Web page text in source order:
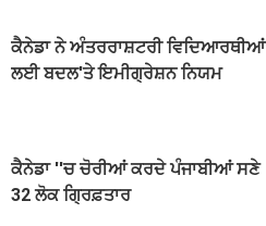
ਕੈਨੇਡਾ ਨੇ ਅੰਤਰਰਾਸ਼ਟਰੀ ਵਿਦਿਆਰਥੀਆਂ
ਲਈ ਬਦਲ'ਤੇ ਇਮੀਗ੍ਰੇਸ਼ਨ ਨਿਯਮ
ਕੈਨੇਡਾ ''ਚ ਚੋਰੀਆਂ ਕਰਦੇ ਪੰਜਾਬੀਆਂ ਸਣੇ
32 ਲੋਕ ਗ੍ਰਿਫ਼ਤਾਰ